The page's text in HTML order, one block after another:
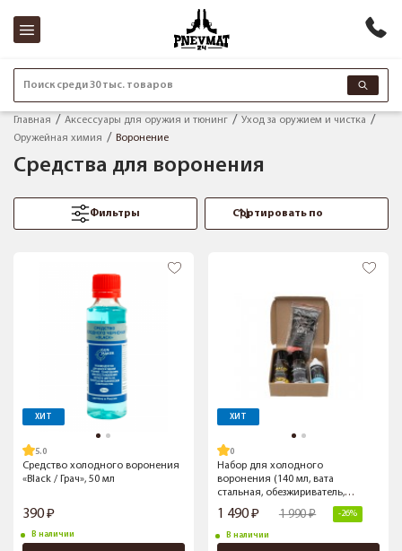
Поиск среди 30 тыс. товаров
Главная Аксессуары для оружия и тюнинг
Уход за оружием и чистка
Оружейная химия
Воронение
Средства для воронения
Фильтры
ХИТ
5.0
Средство холодного воронения
«Black / Грач», 50 мл
390
В наличии
ХИТ
Набор для холодного
воронения (140 мл, вата
стальная, обезжириватель,
масло)
1 490 1 990 -26%
В наличии